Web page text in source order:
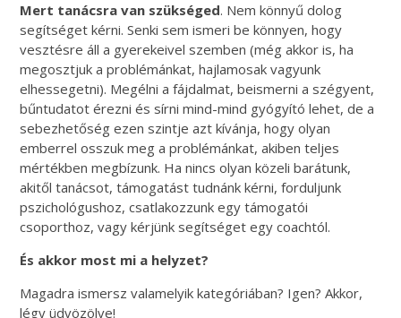
Mert tanácsra van szükséged. Nem könnyű dolog
segítséget kérni. Senki sem ismeri be könnyen, hogy
vesztésre áll a gyerekeivel szemben (még akkor is, ha
megosztjuk a problémánkat, hajlamosak vagyunk
elhessegetni). Megélni a fájdalmat, beismerni a szégyent,
bűntudatot érezni és sírni mind-mind gyógyító lehet, de a
sebezhetőség ezen szintje azt kívánja, hogy olyan
emberrel osszuk meg a problémánkat, akiben teljes
mértékben megbízunk. Ha nincs olyan közeli barátunk,
akitől tanácsot, támogatást tudnánk kérni, forduljunk
pszichológushoz, csatlakozzunk egy támogatói
csoporthoz, vagy kérjünk segítséget egy coachtól.
És akkor most mi a helyzet?
Magadra ismersz valamelyik kategóriában? Igen? Akkor,
légy üdvözölve!